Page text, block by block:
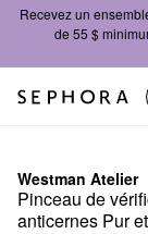
Recevez un
de 55 $
Westman Atelier
Pinceau de
anticernes Pur